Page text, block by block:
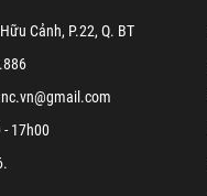
Cảnh, P.22, Q. BT
- 17h00